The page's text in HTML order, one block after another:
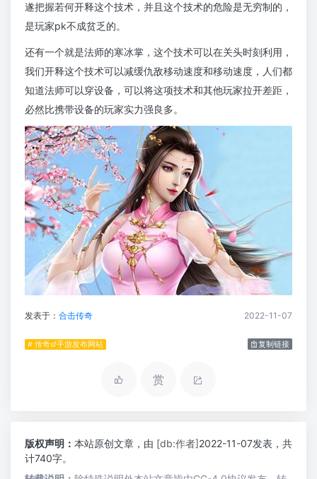
遂把握若何开释这个技术，并且这个技术的危险是无穷制的，
是玩家pk不成贫乏的。
还有一个就是法师的寒冰掌，这个技术可以在关头时刻利用，
我们开释这个技术可以减缓仇敌移动速度和移动速度，人们都
知道法师可以穿设备，可以将这项技术和其他玩家拉开差距，
必然比携带设备的玩家实力强良多。
发表于： 合击传奇 2022-11-07
# 传奇sf手游发布网站 复制链接
赏
版权声明： 本站原创文章，由 [db:作者]2022-11-07发表，共
计740字。